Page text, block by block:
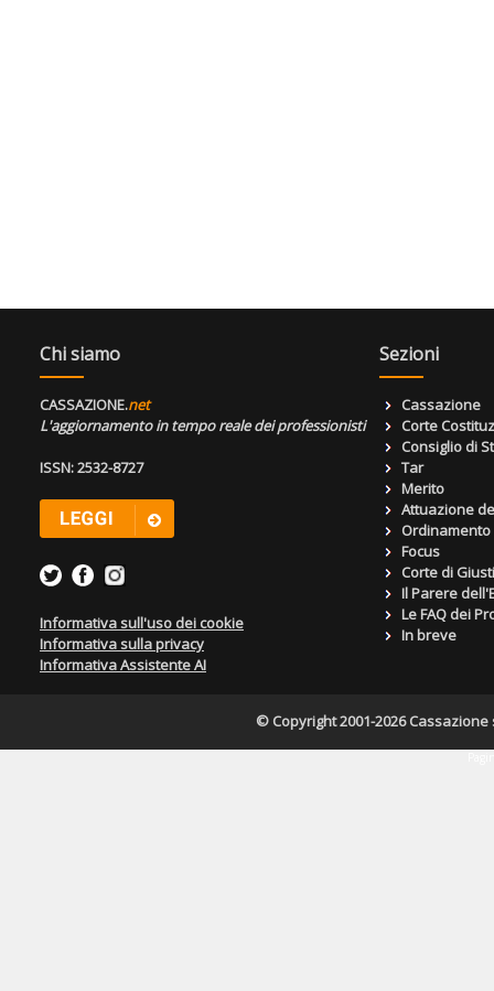
Chi siamo
CASSAZIONE.net
L'aggiornamento in tempo reale dei professionisti
ISSN: 2532-8727
Informativa sull'uso dei cookie
Informativa sulla privacy
Informativa Assistente AI
Sezioni
Cassazione
Corte
Consiglio di
Tar
Merito
Attuazione
Focus
Corte di
Il Parere
Le FAQ dei
In breve
© Copyright 2001-2026 Cassazione